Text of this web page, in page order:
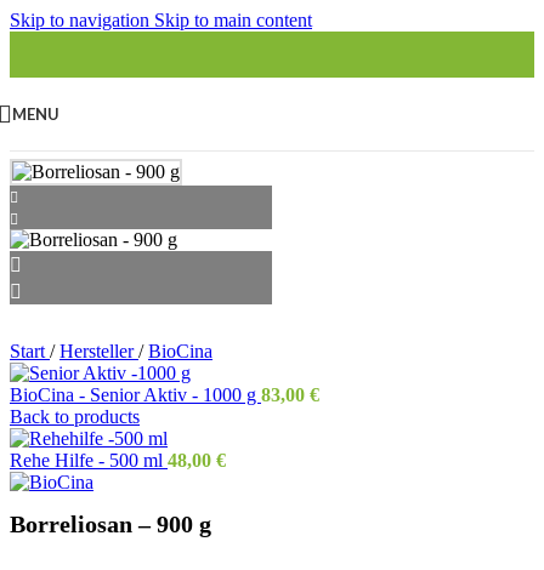
Skip to navigation Skip to main content
MENU
Start / Hersteller/ BioCina
BioCina - Senior Aktiv - 1000 g 83,00 €
Back to products
Rehe Hilfe - 500 ml 48,00 €
Borreliosan – 900 g